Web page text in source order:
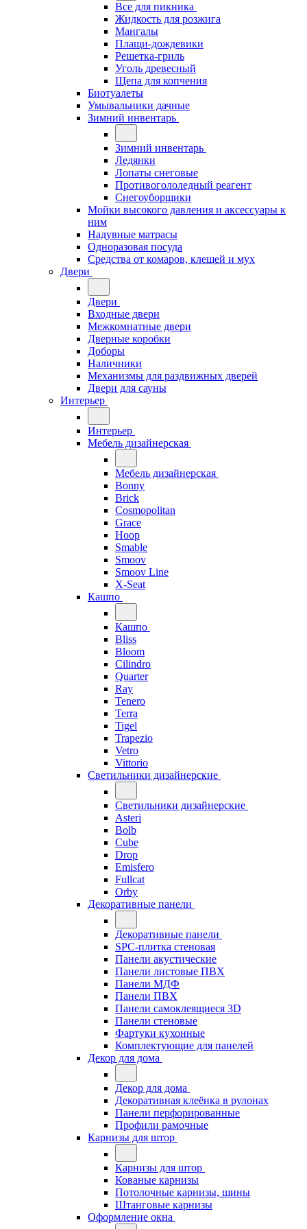
Все для пикника
Жидкость для розжига
Мангалы
Плащи-дождевики
Решетка-гриль
Уголь древесный
Щепа для копчения
Биотуалеты
Умывальники дачные
Зимний инвентарь
Зимний инвентарь
Ледянки
Лопаты снеговые
Противогололедный реагент
Снегоуборщики
Мойки высокого давления и аксессуары к
ним
Надувные матрасы
Одноразовая посуда
Средства от комаров, клещей и мух
Двери
Двери
Входные двери
Межкомнатные двери
Дверные коробки
Доборы
Наличники
Механизмы для раздвижных дверей
Двери для сауны
Интерьер
Интерьер
Мебель дизайнерская
Мебель дизайнерская
Bonny
Brick
Cosmopolitan
Grace
Hoop
Smable
Smoov
Smoov Line
X-Seat
Кашпо
Кашпо
Bliss
Bloom
Cilindro
Quarter
Ray
Tenero
Terra
Tigel
Trapezio
Vetro
Vittorio
Светильники дизайнерские
Светильники дизайнерские
Asteri
Bolb
Cube
Drop
Emisfero
Fullcat
Orby
Декоративные панели
Декоративные панели
SPC-плитка стеновая
Панели акустические
Панели листовые ПВХ
Панели МДФ
Панели ПВХ
Панели самоклеящиеся 3D
Панели стеновые
Фартуки кухонные
Комплектующие для панелей
Декор для дома
Декор для дома
Декоративная клеёнка в рулонах
Панели перфорированные
Профили рамочные
Карнизы для штор
Карнизы для штор
Кованые карнизы
Потолочные карнизы, шины
Штанговые карнизы
Оформление окна